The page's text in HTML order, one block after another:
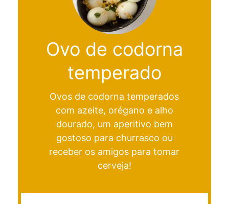
Ovo de codorna
temperado
Ovos de codorna temperados
com azeite, orégano e alho
dourado, um aperitivo bem
gostoso para churrasco ou
receber os amigos para tomar
cerveja!